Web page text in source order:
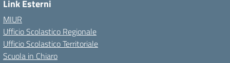
Link Esterni
MIUR
Ufficio Scolastico Regionale
Ufficio Scolastico Territoriale
Scuola in Chiaro